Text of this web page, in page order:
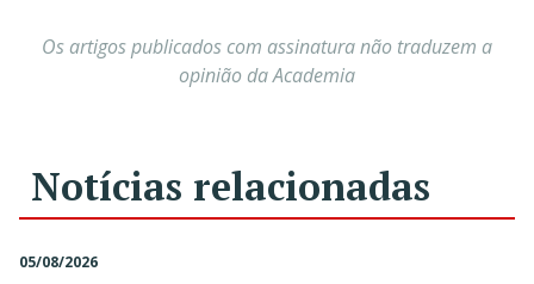
Os artigos publicados com assinatura não traduzem a
opinião da Academia
Notícias relacionadas
05/08/2026